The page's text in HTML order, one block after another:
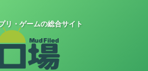
リ・ゲームの総合サイト